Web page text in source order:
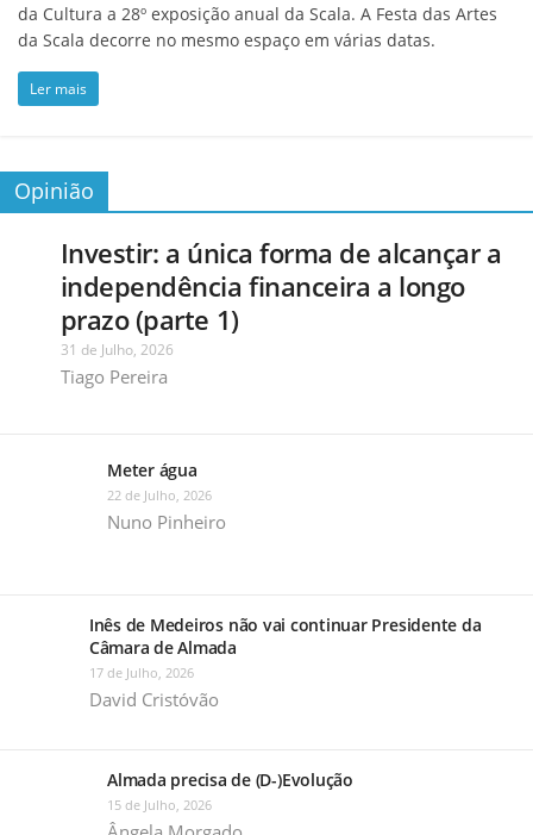
da Cultura a 28º exposição anual da Scala. A Festa das Artes
da Scala decorre no mesmo espaço em várias datas.
Ler mais
Opinião
Investir: a única forma de alcançar a
independência financeira a longo
prazo (parte 1)
31 de Julho, 2026
Tiago Pereira
Meter água
22 de Julho, 2026
Nuno Pinheiro
Inês de Medeiros não vai continuar Presidente da
Câmara de Almada
17 de Julho, 2026
David Cristóvão
Almada precisa de (D-)Evolução
15 de Julho, 2026